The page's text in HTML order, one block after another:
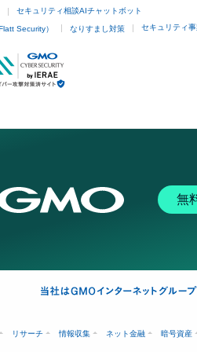
セキュリティ相談AIチャットボット
Security） なりすまし対策 セキュリティ
無
リサーチ 情報収集 ネット金融 暗号資産